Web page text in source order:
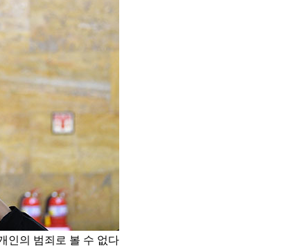
인의 범죄로 볼 수 없다